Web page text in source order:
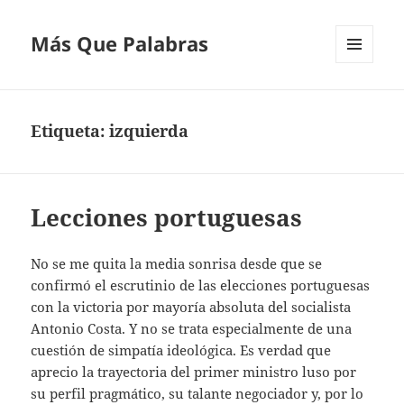
Más Que Palabras
Etiqueta:izquierda
Lecciones portuguesas
No se me quita la media sonrisa desde que se
confirmó el escrutinio de las elecciones portuguesas
con la victoria por mayoría absoluta del socialista
Antonio Costa. Y no se trata especialmente de una
cuestión de simpatía ideológica. Es verdad que
aprecio la trayectoria del primer ministro luso por
su perfil pragmático, su talante negociador y, por lo